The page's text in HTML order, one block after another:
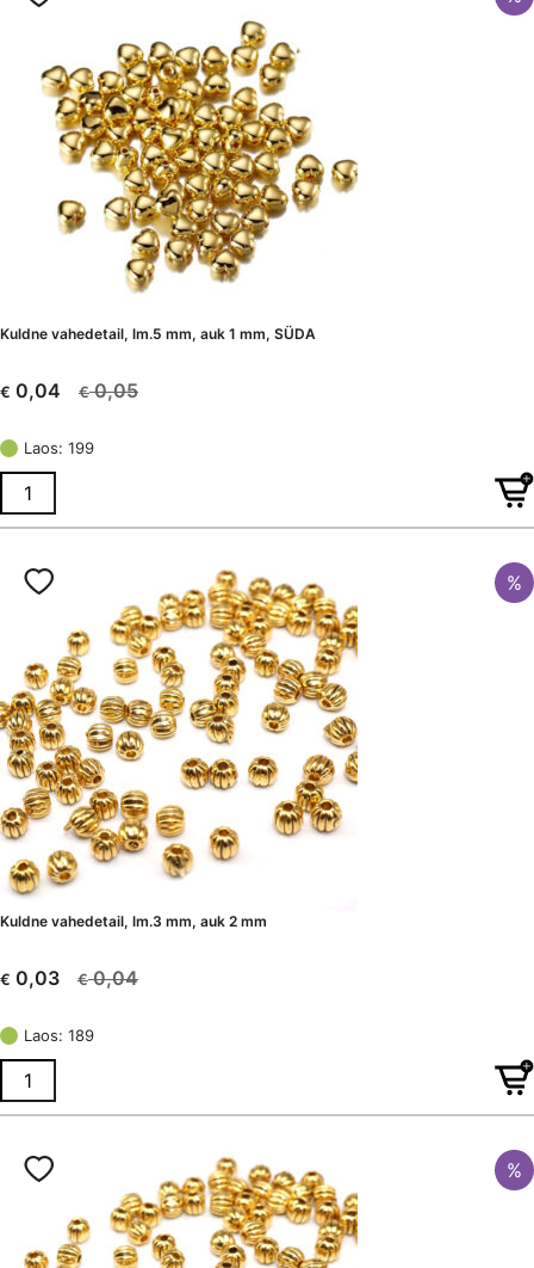
Kuldne vahedetail, lm.5 mm, auk 1 mm, SÜDA
€0,05
Algne
oli:
€ 0,05.
€ 0,04
Current
is:
€ 0,04.
Laos: 199
%
Kuldne vahedetail, lm.3 mm, auk 2 mm
€0,04
Algne
oli:
€ 0,04.
€ 0,03
Current
is:
€ 0,03.
Laos: 189
%